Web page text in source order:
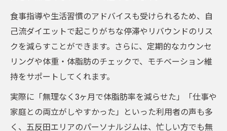
食事指導や生活習慣のアドバイスも受けられるため、自
己流ダイエットで起こりがちな停滞やリバウンドのリス
クを減らすことができます。さらに、定期的なカウンセ
リングや体重・体脂肪のチェックで、モチベーション維
持をサポートしてくれます。
実際に「無理なく3ヶ月で体脂肪率を減らせた」「仕事や
家庭との両立がしやすかった」といった利用者の声も多
く、五反田エリアのパーソナルジムは、忙しい方でも無